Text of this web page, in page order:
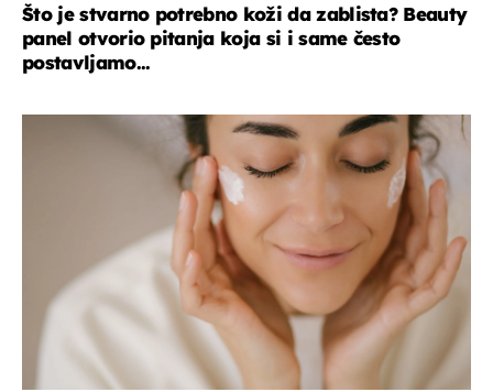
Što je stvarno potrebno koži da zablista? Beauty
panel otvorio pitanja koja si i same često
postavljamo...
moda & ljepota